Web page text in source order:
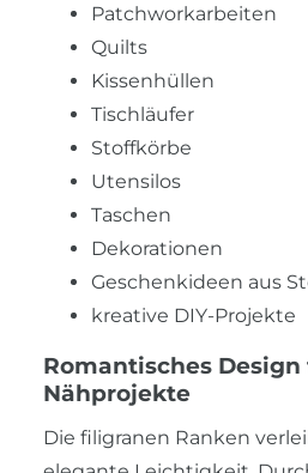
Patchworkarbeiten
Quilts
Kissenhüllen
Tischläufer
Stoffkörbe
Utensilos
Taschen
Dekorationen
Geschenkideen aus
kreative DIY-Projekte
Romantisches
Nähprojekte
Die filigranen Ranken